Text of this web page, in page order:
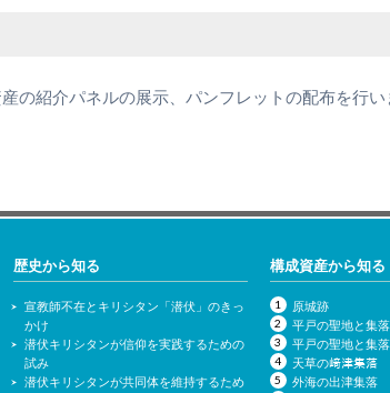
の紹介パネルの展示、パンフレットの配布を行い
歴史から知る
宣教師不在とキリシタン「潜伏」のきっ
かけ
潜伏キリシタンが信仰を実践するための
試み
潜伏キリシタンが共同体を維持するため
構成資産から知る
原城跡
平戸の聖地と集
平戸の聖地と集落
天草の﨑津集落
外海の出津集落